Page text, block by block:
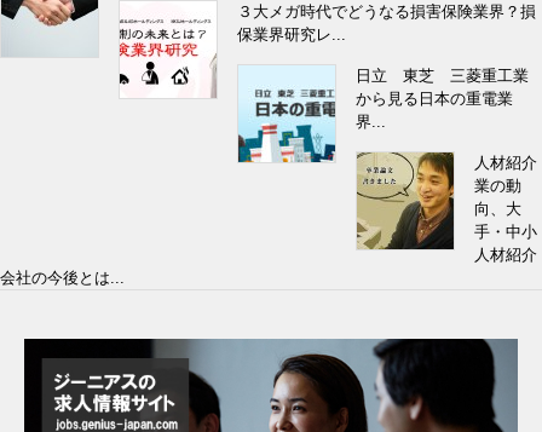
３大メガ時代でどうなる損害保険業界？損
保業界研究レ...
日立 東芝 三菱重工業
から見る日本の重電業
界...
人材紹介
業の動
向、大
手・中小
人材紹介
会社の今後とは...